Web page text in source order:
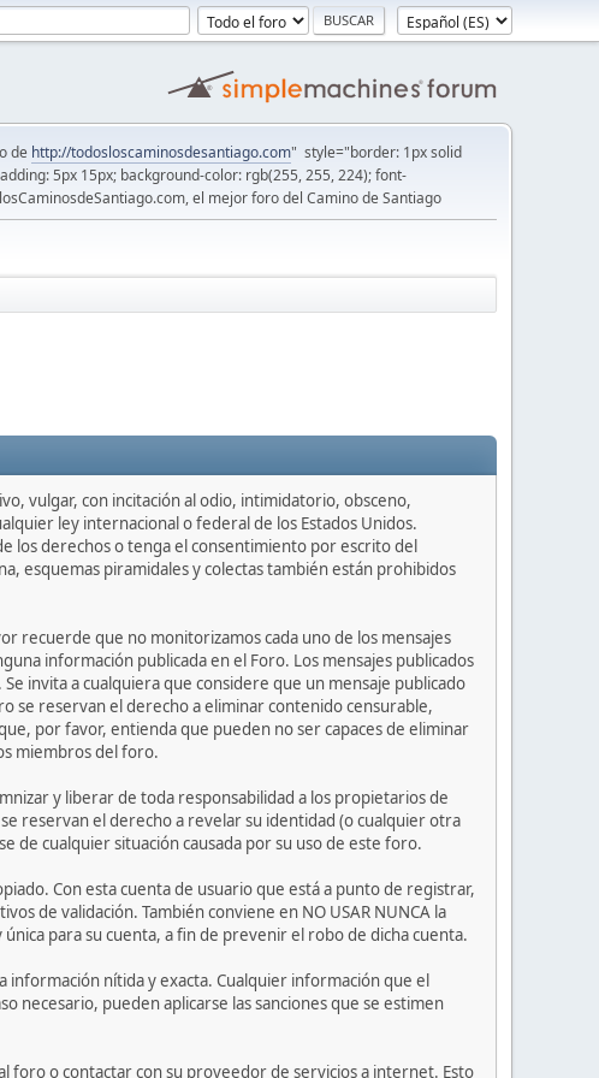
de http://todosloscaminosdesantiago.com" style="border: 1px solid
5px 15px; background-color: rgb(255, 255, 224); font-
el mejor foro del Camino de Santiago
vulgar, con incitación al odio, intimidatorio, obsceno,
ley internacional o federal de los Estados Unidos.
los derechos o tenga el consentimiento por escrito del
esquemas piramidales y colectas también están prohibidos
recuerde que no monitorizamos cada uno de los mensajes
información publicada en el Foro. Los mensajes publicados
invita a cualquiera que considere que un mensaje publicado
se reservan el derecho a eliminar contenido censurable,
por favor, entienda que pueden no ser capaces de eliminar
miembros del foro.
y liberar de toda responsabilidad a los propietarios de
reservan el derecho a revelar su identidad (o cualquier otra
de cualquier situación causada por su uso de este foro.
Con esta cuenta de usuario que está a punto de registrar,
de validación. También conviene en NO USAR NUNCA la
para su cuenta, a fin de prevenir el robo de dicha cuenta.
nítida y exacta. Cualquier información que el
necesario, pueden aplicarse las sanciones que se estimen
foro o contactar con su proveedor de servicios a internet. Esto